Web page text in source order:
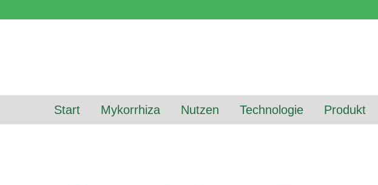
Start Mykorrhiza Nutzen Technologie Produkt